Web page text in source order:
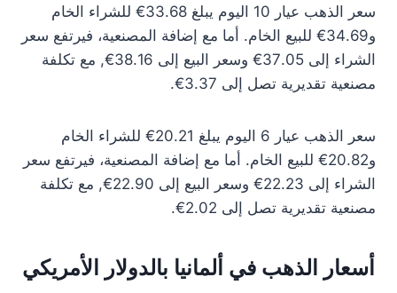
سعر الذهب عيار 10 اليوم يبلغ 33.68€ للشراء الخام
و34.69€ للبيع الخام. أما مع إضافة المصنعية، فيرتفع سعر
الشراء إلى 37.05€ وسعر البيع إلى 38.16€, مع تكلفة
مصنعية تقديرية تصل إلى 3.37€.
سعر الذهب عيار 6 اليوم يبلغ 20.21€ للشراء الخام
و20.82€ للبيع الخام. أما مع إضافة المصنعية، فيرتفع سعر
الشراء إلى 22.23€ وسعر البيع إلى 22.90€, مع تكلفة
مصنعية تقديرية تصل إلى 2.02€.
أسعار الذهب في ألمانيا بالدولار الأمريكي